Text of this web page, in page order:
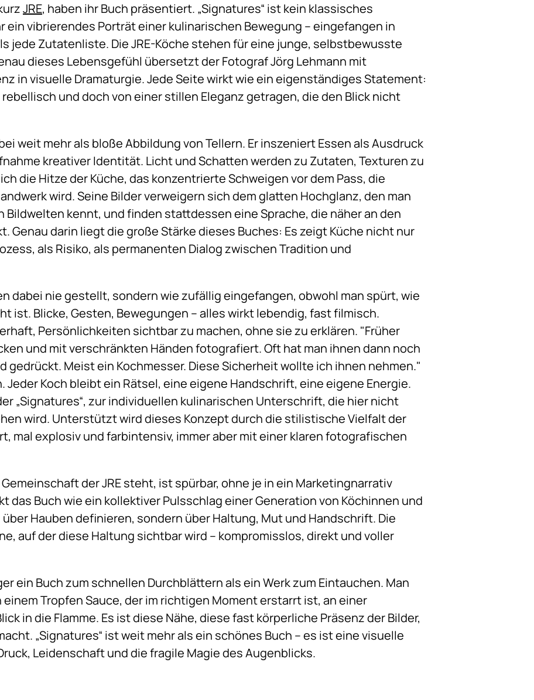
JRE, haben ihr Buch präsentiert. „Signatures“ ist kein klassisches
ein vibrierendes Porträt einer kulinarischen Bewegung – eingefangen in
jede Zutatenliste. Die JRE-Köche stehen für eine junge, selbstbewusste
dieses Lebensgefühl übersetzt der Fotograf Jörg Lehmann mit
in visuelle Dramaturgie. Jede Seite wirkt wie ein eigenständiges Statement:
und doch von einer stillen Eleganz getragen, die den Blick nicht
weit mehr als bloße Abbildung von Tellern. Er inszeniert Essen als Ausdruck
kreativer Identität. Licht und Schatten werden zu Zutaten, Texturen zu
die Hitze der Küche, das konzentrierte Schweigen vor dem Pass, die
wird. Seine Bilder verweigern sich dem glatten Hochglanz, den man
kennt, und finden stattdessen eine Sprache, die näher an den
Genau darin liegt die große Stärke dieses Buches: Es zeigt Küche nicht nur
als Risiko, als permanenten Dialog zwischen Tradition und
dabei nie gestellt, sondern wie zufällig eingefangen, obwohl man spürt, wie
ist. Blicke, Gesten, Bewegungen – alles wirkt lebendig, fast filmisch.
Persönlichkeiten sichtbar zu machen, ohne sie zu erklären. "Früher
und mit verschränkten Händen fotografiert. Oft hat man ihnen dann noch
gedrückt. Meist ein Kochmesser. Diese Sicherheit wollte ich ihnen nehmen."
Jeder Koch bleibt ein Rätsel, eine eigene Handschrift, eine eigene Energie.
„Signatures“, zur individuellen kulinarischen Unterschrift, die hier nicht
wird. Unterstützt wird dieses Konzept durch die stilistische Vielfalt der
mal explosiv und farbintensiv, immer aber mit einer klaren fotografischen
der JRE steht, ist spürbar, ohne je in ein Marketingnarrativ
das Buch wie ein kollektiver Pulsschlag einer Generation von Köchinnen und
Hauben definieren, sondern über Haltung, Mut und Handschrift. Die
auf der diese Haltung sichtbar wird – kompromisslos, direkt und voller
ein Buch zum schnellen Durchblättern als ein Werk zum Eintauchen. Man
Tropfen Sauce, der im richtigen Moment erstarrt ist, an einer
in die Flamme. Es ist diese Nähe, diese fast körperliche Präsenz der Bilder,
„Signatures“ ist weit mehr als ein schönes Buch – es ist eine visuelle
Leidenschaft und die fragile Magie des Augenblicks.